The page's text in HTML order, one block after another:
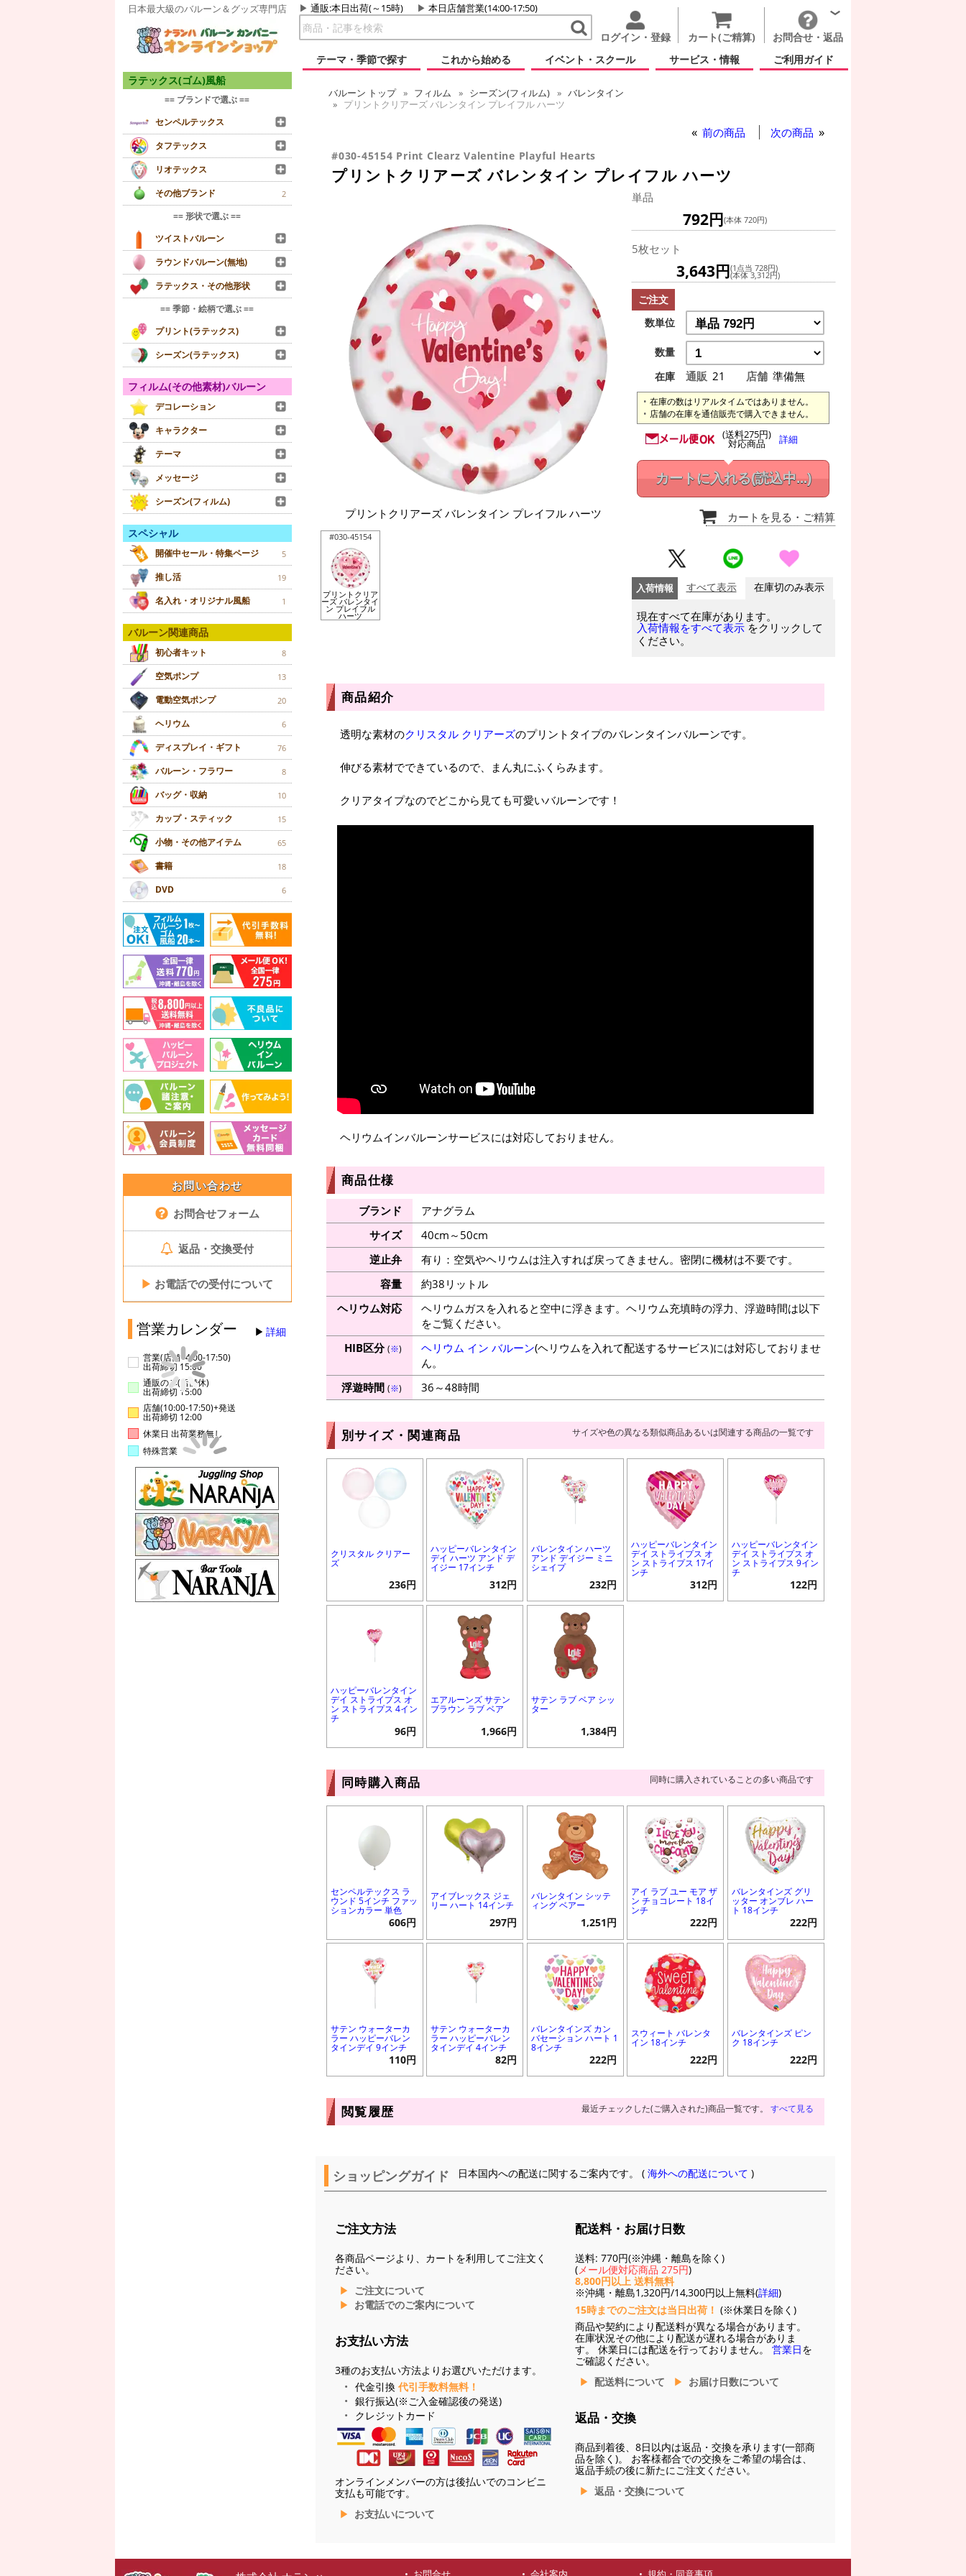
日本最大級のバルーン＆グッズ専門店 通販:本日出荷(～15時) 本日店舗営業(14:00-17:50)
ログイン・登録 カート(ご精算)
お問合せ・返品
テーマ・季節で探す
これから始める イベント・スクール サービス・情報 ご利用ガイド
ラテックス(ゴム)風船
== ブランドで選ぶ ==
センペルテックス
タフテックス
リオテックス
その他ブランド
2
== 形状で選ぶ ==
ツイストバルーン
ラウンドバルーン(無地)
ラテックス・その他形状
== 季節・絵柄で選ぶ ==
プリント(ラテックス)
シーズン(ラテックス)
フィルム(その他素材)バルーン
デコレーション
キャラクター
テーマ
メッセージ
シーズン(フィルム)
スペシャル
開催中セール・特集ページ 5
推し活 19
名入れ・オリジナル風船 1
バルーン関連商品
初心者キット 8
空気ポンプ 13
電動空気ポンプ 20
ヘリウム 6
ディスプレイ・ギフト 76
バルーン・フラワー 8
バッグ・収納 10
カップ・スティック 15
小物・その他アイテム 65
書籍 18
DVD 6
お問い合わせ
お問合せフォーム
返品・交換受付
▶ お電話での受付について
営業カレンダー 詳細
営業(店舗14:00-17:50)
出荷締切 15:00
通販のみ(店舗休)
出荷締切 15:00
店舗(10:00-17:50)+発送
出荷締切 12:00
休業日 出荷業務無し
特殊営業
バルーン トップ フィルム シーズン(フィルム)
バレンタイン
プリントクリアーズ バレンタイン プレイフル ハーツ
前の商品 次の商品
#030-45154 Print Clearz Valentine Playful Hearts
プリントクリアーズ バレンタイン プレイフル ハーツ
プリントクリアーズ バレンタイン プレイフル ハーツ
#030-45154
プリントクリア
ーズ バレンタイ
ン プレイフル
ハーツ
単品
792円(本体 720円)
5枚セット
3,643円(1点当 728円)
(本体 3,312円)
ご注文
数単位
数量
在庫
通販 21 店舗 準備無
在庫の数はリアルタイムではありません。
店舗の在庫を通信販売で購入できません。
(送料275円)
対応商品 詳細
カートに入れる(読込中...)
カートを見る ・ご精算
入荷情報 すべて表示 在庫切のみ表示
現在すべて在庫があります。
入荷情報をすべて表示 をクリックして
ください。
商品紹介
透明な素材のクリスタル クリアーズのプリントタイプのバレンタインバルーンです。
伸びる素材でできているので、まん丸にふくらみます。
クリアタイプなのでどこから見ても可愛いバルーンです！
ヘリウムインバルーンサービスには対応しておりません。
商品仕様
ブランド
アナグラム
サイズ
40cm～50cm
逆止弁
有り：空気やヘリウムは注入すれば戻ってきません。密閉に機材は不要です。
容量
約38リットル
ヘリウム対応
ヘリウムガスを入れると空中に浮きます。ヘリウム充填時の浮力、浮遊時間は以下
をご覧ください。
HIB区分(※) ヘリウム イン バルーン(ヘリウムを入れて配送するサービス)には対応しておりませ
ん。
浮遊時間 (※) 36～48時間
別サイズ・関連商品 サイズや色の異なる類似商品あるいは関連する商品の一覧です
クリスタル クリアー
ズ
236円
ハッピーバレンタイン
デイ ハーツ アンド デ
イジー 17インチ
312円
バレンタイン ハーツ
アンド デイジー ミニ
シェイプ
232円
ハッピーバレンタイン
デイ ストライプス オ
ン ストライプス 17イ
ンチ
312円
ハッピーバレンタイン
デイ ストライプス オ
ン ストライプス 9イン
チ
122円
ハッピーバレンタイン
デイ ストライプス オ
ン ストライプス 4イン
チ
96円
エアルーンズ サテン
ブラウン ラブ ベア
1,966円
サテン ラブ ベア シッ
ター
1,384円
同時購入商品 同時に購入されていることの多い商品です
センペルテックス ラ
ウンド 5インチ ファッ
ションカラー 単色
606円
アイブレックス ジェ
リー ハート 14インチ
297円
バレンタイン シッテ
ィング ベアー
1,251円
アイ ラブ ユー モア ザ
ン チョコレート 18イ
ンチ
222円
バレンタインズ グリ
ッター オンブレ ハー
ト 18インチ
222円
サテン ウォーターカ
ラー ハッピーバレン
タインデイ 9インチ
110円
サテン ウォーターカ
ラー ハッピーバレン
タインデイ 4インチ
82円
バレンタインズ カン
バセーション ハート 1
8インチ
222円
スウィート バレンタ
イン 18インチ
222円
バレンタインズ ピン
ク 18インチ
222円
閲覧履歴 最近チェックした(ご購入された)商品一覧です。 すべて見る
ショッピングガイド 日本国内への配送に関するご案内です。 (海外への配送について )
ご注文方法
各商品ページより、カートを利用してご注文く
ださい。
ご注文について
お電話でのご案内について
お支払い方法
3種のお支払い方法よりお選びいただけます。
代金引換 代引手数料無料！
銀行振込(※ご入金確認後の発送)
クレジットカード
オンラインメンバーの方は後払いでのコンビニ
支払も可能です。
お支払いについて
配送料・お届け日数
送料: 770円(※沖縄・離島を除く)
(メール便対応商品 275円)
8,800円以上 送料無料
※沖縄・離島1,320円/14,300円以上無料(詳細)
15時までのご注文は当日出荷！ (※休業日を除く)
商品や契約により配送料が異なる場合があります。
在庫状況その他により配送が遅れる場合がありま
す。 休業日には配送を行っておりません。 営業日を
ご確認ください。
配送料について
お届け日数について
返品・交換
商品到着後、8日以内は返品・交換を承ります(一部商
品を除く)。 お客様都合での交換をご希望の場合は、
返品手続の後に新たにご注文ください。
返品・交換について